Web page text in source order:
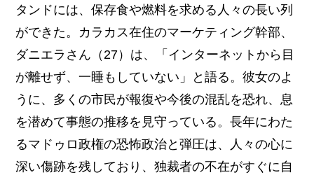
タンドには、保存食や燃料を求める人々の長い列
ができた。カラカス在住のマーケティング幹部、
ダニエラさん（27）は、「インターネットから目
が離せず、一睡もしていない」と語る。彼女のよ
うに、多くの市民が報復や今後の混乱を恐れ、息
を潜めて事態の推移を見守っている。長年にわた
るマドゥロ政権の恐怖政治と弾圧は、人々の心に
深い傷跡を残しており、独裁者の不在がすぐに自